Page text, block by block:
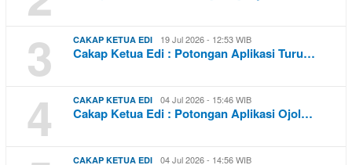
3 CAKAP KETUA EDI 19 Jul 2026 - 12:53 WIB
Cakap Ketua Edi : Potongan Aplikasi Turu…
4 CAKAP KETUA EDI 04 Jul 2026 - 15:46 WIB
Cakap Ketua Edi : Potongan Aplikasi Ojol…
CAKAP KETUA EDI 04 Jul 2026 - 14:56 WIB